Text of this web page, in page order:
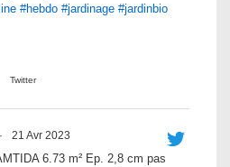
#hebdo #jardinage #jardinbio
Twitter
· 21 Avr 2023
6.73 m² Ep. 2,8 cm pas